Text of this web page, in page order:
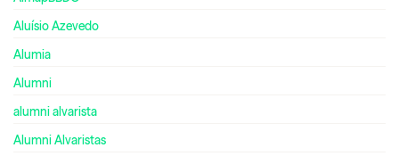
Aluísio Azevedo
Alumia
Alumni
alumni alvarista
Alumni Alvaristas